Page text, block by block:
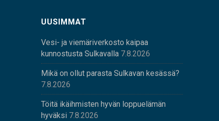
UUSIMMAT
Vesi- ja viemäriverkosto kaipaa
kunnostusta Sulkavalla 7.8.2026
Mikä on ollut parasta Sulkavan kesässä?
7.8.2026
Töitä ikäihmisten hyvän loppuelämän
hyväksi 7.8.2026